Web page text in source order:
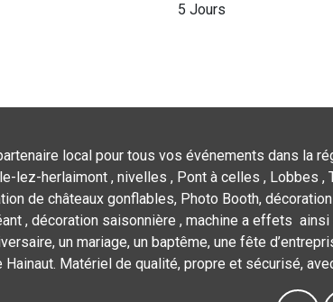
5 Jours
local pour tous vos événements dans la
lez-herlaimont , nivelles , Pont à celles , Lobbes ,
de châteaux gonflables, Photo Booth,
, décoration saisonnière , machine a effets
un mariage, un baptême, une fête
Matériel de qualité, propre et sécurisé,